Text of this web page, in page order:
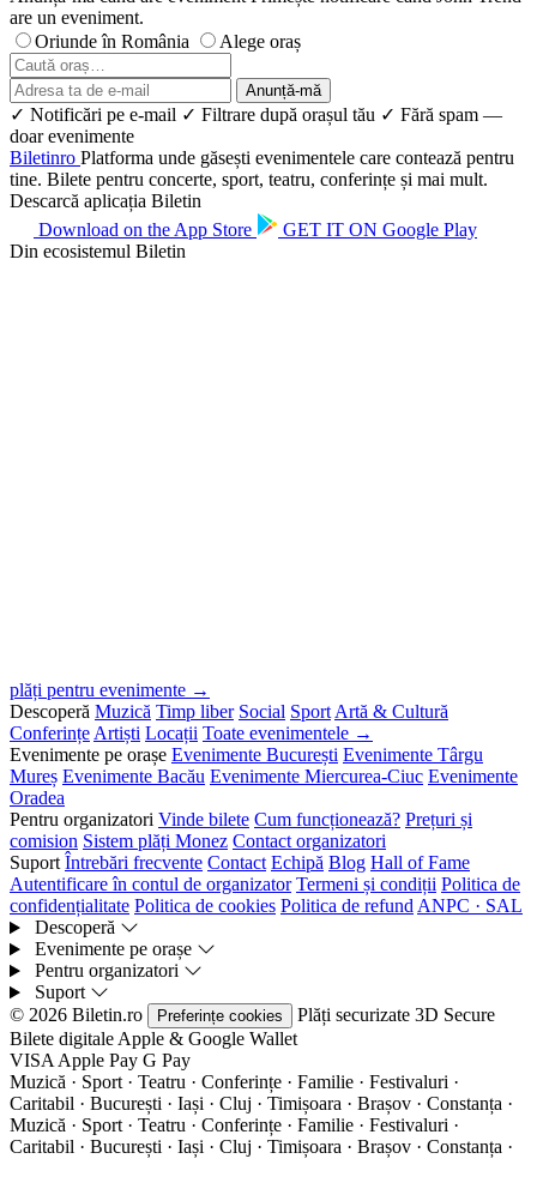
are un eveniment.
Oriunde în România
Alege oraș
Anunță-mă
✓ Notificări pe e-mail ✓ Filtrare după orașul tău ✓ Fără spam —
doar evenimente
Biletinro Platforma unde găsești evenimentele care contează pentru
tine. Bilete pentru concerte, sport, teatru, conferințe și mai mult.
Descarcă aplicația Biletin
Download on the App Store GET IT ON Google Play
Din ecosistemul Biletin
plăți pentru evenimente →
Descoperă Muzică Timp liber Social Sport Artă & Cultură
Conferințe Artiști Locații Toate evenimentele →
Evenimente pe orașe Evenimente București Evenimente Târgu
Mureș Evenimente Bacău Evenimente Miercurea-Ciuc Evenimente
Oradea
Pentru organizatori Vinde bilete Cum funcționează? Prețuri și
comision Sistem plăți Monez Contact organizatori
Suport Întrebări frecvente Contact Echipă Blog Hall of Fame
Autentificare în contul de organizator Termeni și condiții Politica de
confidențialitate Politica de cookies Politica de refund ANPC · SAL
Descoperă
Evenimente pe orașe
Pentru organizatori
Suport
© 2026 Biletin.ro
Preferințe cookies Plăți securizate 3D Secure
Bilete digitale Apple & Google Wallet
VISA Apple Pay G Pay
Muzică · Sport · Teatru · Conferințe · Familie · Festivaluri ·
Caritabil · București · Iași · Cluj · Timișoara · Brașov · Constanța ·
Muzică · Sport · Teatru · Conferințe · Familie · Festivaluri ·
Caritabil · București · Iași · Cluj · Timișoara · Brașov · Constanța ·